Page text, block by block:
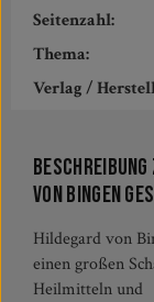
Seitenzahl:
Thema:
Verlag /
Beschreibung
von Bingen
Hildegard von
einen großen
Heilmitteln und
und Heilmittel -
bis Zitwer - sind
Neben der "Hildegard-